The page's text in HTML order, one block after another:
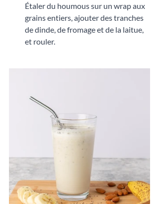
Étaler du houmous sur un wrap aux
grains entiers, ajouter des tranches
de dinde, de fromage et de la laitue,
et rouler.